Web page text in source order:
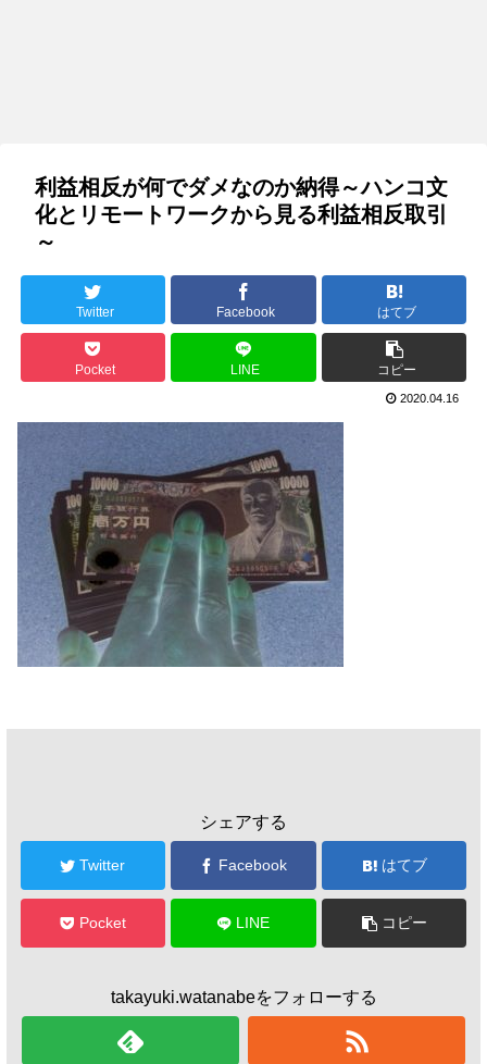
利益相反が何でダメなのか納得～ハンコ文
化とリモートワークから見る利益相反取引
～
Twitter Facebook はてブ
Pocket LINE コピー
2020.04.16
シェアする
Twitter Facebook はてブ
Pocket LINE コピー
takayuki.watanabeをフォローする